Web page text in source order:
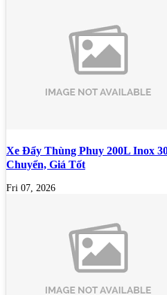
Xe Đẩy Thùng Phuy 200L Inox
Chuyển, Giá Tốt
Fri 07, 2026